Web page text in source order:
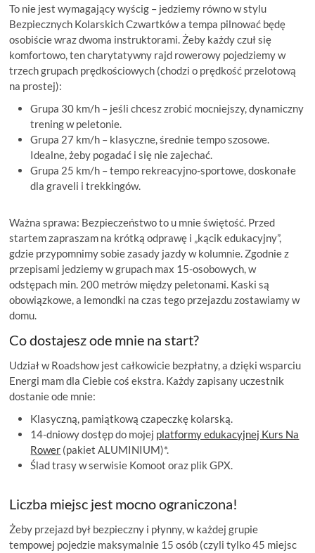
To nie jest wymagający wyścig – jedziemy równo w stylu
Bezpiecznych Kolarskich Czwartków a tempa pilnować będę
osobiście wraz dwoma instruktorami. Żeby każdy czuł się
komfortowo, ten charytatywny rajd rowerowy pojedziemy w
trzech grupach prędkościowych (chodzi o prędkość przelotową
na prostej):
Grupa 30 km/h – jeśli chcesz zrobić mocniejszy, dynamiczny
trening w peletonie.
Grupa 27 km/h – klasyczne, średnie tempo szosowe.
Idealne, żeby pogadać i się nie zajechać.
Grupa 25 km/h – tempo rekreacyjno-sportowe, doskonałe
dla graveli i trekkingów.
Ważna sprawa: Bezpieczeństwo to u mnie świętość. Przed
startem zapraszam na krótką odprawę i „kącik edukacyjny”,
gdzie przypomnimy sobie zasady jazdy w kolumnie. Zgodnie z
przepisami jedziemy w grupach max 15-osobowych, w
odstępach min. 200 metrów między peletonami. Kaski są
obowiązkowe, a lemondki na czas tego przejazdu zostawiamy w
domu.
Co dostajesz ode mnie na start?
Udział w Roadshow jest całkowicie bezpłatny, a dzięki wsparciu
Energi mam dla Ciebie coś ekstra. Każdy zapisany uczestnik
dostanie ode mnie:
Klasyczną, pamiątkową czapeczkę kolarską.
14-dniowy dostęp do mojej platformy edukacyjnej Kurs Na
Rower (pakiet ALUMINIUM)*.
Ślad trasy w serwisie Komoot oraz plik GPX.
Liczba miejsc jest mocno ograniczona!
Żeby przejazd był bezpieczny i płynny, w każdej grupie
tempowej pojedzie maksymalnie 15 osób (czyli tylko 45 miejsc